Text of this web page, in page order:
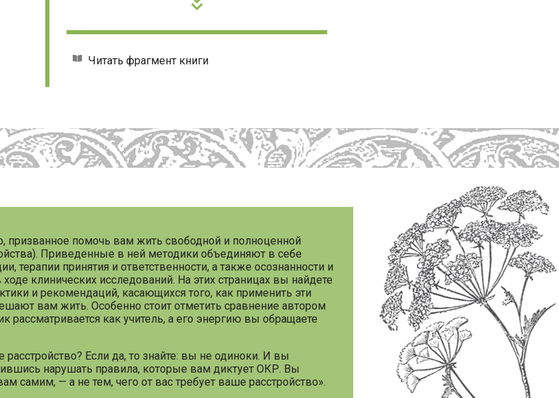
Читать фрагмент книги
призванное помочь вам жить свободной и полноценной
Приведенные в ней методики объединяют в себе
терапии принятия и ответственности, а также осознанности и
клинических исследований. На этих страницах вы найдете
и рекомендаций, касающихся того, как применить эти
вам жить. Особенно стоит отметить сравнение автором
рассматривается как учитель, а его энергию вы обращаете
Если да, то знайте: вы не одиноки. И вы
нарушать правила, которые вам диктует ОКР. Вы
самим, — а не тем, чего от вас требует ваше расстройство».